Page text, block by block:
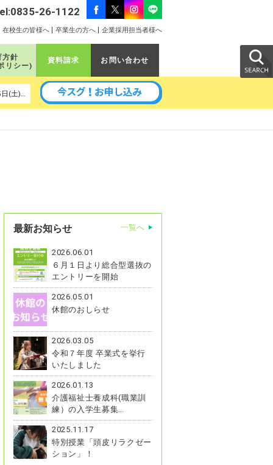
在校生の皆様へ 卒業生の方へ 企業採用担当者様へ
26-1122
方針
リシー)
資料請求 お問い合わせ
以降の予定｜ 8月19日(水)、8月22日(土)、8月29日(土)、9月5日(土)、9月9日(水)、9月11日(金)、9月16日(水)、9月26日(土)
最新お知らせ 一覧へ
2026.06.01
６月１日より総合型選抜の
エントリーを開始
2026.05.01
休館のおしらせ
2026.03.05
令和７年度 卒業式を挙行
いたしました
2026.01.13
介護福祉士養成科(職業訓
練）の入学生募集…
2025.11.17
特別授業「頭皮リラクゼー
ション」！